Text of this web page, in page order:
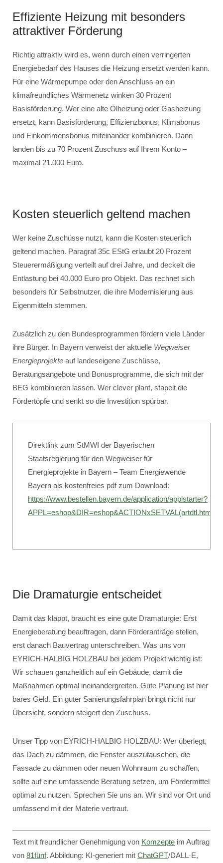
Effiziente Heizung mit besonders
attraktiver Förderung
Richtig attraktiv wird es, wenn durch einen verringerten
Energiebedarf des Hauses die Heizung ersetzt werden kann.
Für eine Wärmepumpe oder den Anschluss an ein
klimafreundliches Wärmenetz winken 30 Prozent
Basisförderung. Wer eine alte Ölheizung oder Gasheizung
ersetzt, kann Basisförderung, Effizienzbonus, Klimabonus
und Einkommensbonus miteinander kombinieren. Dann
landen bis zu 70 Prozent Zuschuss auf Ihrem Konto –
maximal 21.000 Euro.
Kosten steuerlich geltend machen
Wer keine Zuschüsse nutzt, kann die Kosten steuerlich
geltend machen. Paragraf 35c EStG erlaubt 20 Prozent
Steuerermäßigung verteilt auf drei Jahre, und deckelt die
Entlastung bei 40.000 Euro pro Objekt. Das rechnet sich
besonders für Selbstnutzer, die ihre Modernisierung aus
Eigenmitteln stemmen.
Zusätzlich zu den Bundesprogrammen fördern viele Länder
ihre Bürger. In Bayern verweist der aktuelle Wegweiser
Energieprojekte auf landeseigene Zuschüsse,
Beratungsangebote und Bonusprogramme, die sich mit der
BEG kombinieren lassen. Wer clever plant, stapelt die
Fördertöpfe und senkt so die Investition spürbar.
Direktlink zum StMWI der Bayerischen
Staatsregierung für den Wegweiser für
Energieprojekte in Bayern – Team Energiewende
Bayern als kostenfreies pdf zum Download:
https://www.bestellen.bayern.de/application/applstarter?
Die Dramaturgie entscheidet
Damit das klappt, braucht es eine gute Dramaturgie: Erst
Energieberatung beauftragen, dann Förderanträge stellen,
erst danach Bauvertrag unterschreiben. Was uns von
EYRICH-HALBIG HOLZBAU bei jedem Projekt wichtig ist:
Wir schauen ganzheitlich auf ein Gebäude, damit die
Maßnahmen optimal ineinandergreifen. Gute Planung ist hier
bares Geld. Ein guter Sanierungsfahrplan bringt nicht nur
Übersicht, sondern steigert den Zuschuss.
Unser Tipp von EYRICH-HALBIG HOLZBAU: Wer überlegt,
das Dach zu dämmen, die Fenster auszutauschen, die
Fassade zu dämmen oder neuen Wohnraum zu schaffen,
sollte auf eine umfassende Beratung setzen, um Fördermittel
optimal zu nutzen. Sprechen Sie uns an. Wir sind vor Ort und
umfassend mit der Materie vertraut.
Text mit freundlicher Genehmigung von Komzepte im Auftrag
von 81fünf. Abbildung: KI-generiert mit ChatGPT/DALL·E,